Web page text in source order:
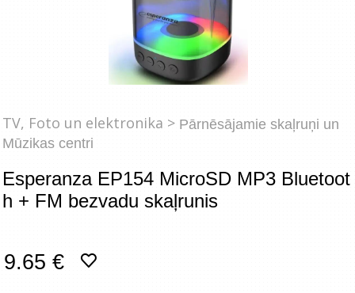
Atcerēties
Biroja preces
Tīkla produkti
TV, Foto un elektronika
TV, Foto un elektronika > Pārnēsājamie skaļruņi un
Mūzikas centri
Esperanza EP154 MicroSD MP3 Bluetoot
h + FM bezvadu skaļrunis
9.65 €